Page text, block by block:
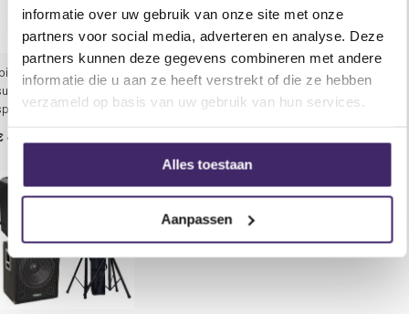
informatie over uw gebruik van onze site met onze
partners voor social media, adverteren en analyse. Deze
partners kunnen deze gegevens combineren met andere
informatie die u aan ze heeft verstrekt of die ze hebben
verzameld op basis van uw gebruik van hun services.
Alles toestaan
Aanpassen
Tophat in bovenpaneel
Specificaties Ibiza Sound SUB15A actieve 2.1
subwoofer 800W:
piek vermogen 800W
vermogen max. 300W
Woofer 15 inch (38cm)
frequentiebereik 20- 250Hz
Afmetingen 380x 475 x 580mm
Gewicht 23.4kg
1510XTK set 15'
2x 10'
met statieven
489,53
Ibiza 1512XTK set 15'
subwoofer 2x 12'
speakers met statieven